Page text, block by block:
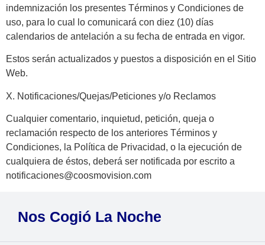
indemnización los presentes Términos y Condiciones de
uso, para lo cual lo comunicará con diez (10) días
calendarios de antelación a su fecha de entrada en vigor.
Estos serán actualizados y puestos a disposición en el Sitio
Web.
X. Notificaciones/Quejas/Peticiones y/o Reclamos
Cualquier comentario, inquietud, petición, queja o
reclamación respecto de los anteriores Términos y
Condiciones, la Política de Privacidad, o la ejecución de
cualquiera de éstos, deberá ser notificada por escrito a
notificaciones@coosmovision.com
Nos Cogió La Noche